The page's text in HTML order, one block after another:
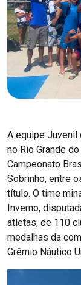
A equipe Juvenil
no Rio Grande
Campeonato
Sobrinho, entre
título. O time
Inverno,
atletas, de 110
medalhas da
Grêmio Náutico